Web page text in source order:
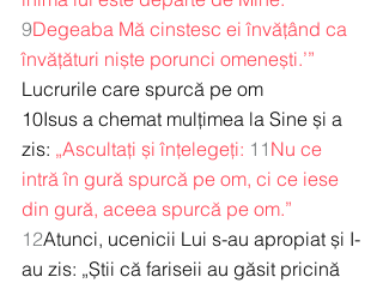
9Degeaba Mă cinstesc ei învățând ca
învățături niște porunci omenești.’”
Lucrurile care spurcă pe om
10Isus a chemat mulțimea la Sine și a
zis: „Ascultați și înțelegeți: 11 Nu ce
intră în gură spurcă pe om, ci ce iese
din gură, aceea spurcă pe om.”
12Atunci, ucenicii Lui s-au apropiat și I-
au zis: „Știi că fariseii au găsit pricină